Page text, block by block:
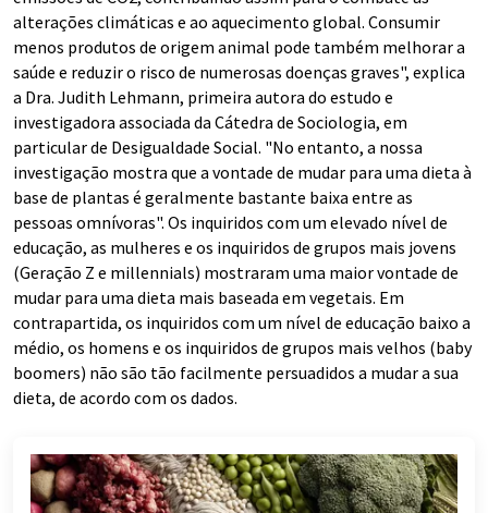
alterações climáticas e ao aquecimento global. Consumir
menos produtos de origem animal pode também melhorar a
saúde e reduzir o risco de numerosas doenças graves", explica
a Dra. Judith Lehmann, primeira autora do estudo e
investigadora associada da Cátedra de Sociologia, em
particular de Desigualdade Social. "No entanto, a nossa
investigação mostra que a vontade de mudar para uma dieta à
base de plantas é geralmente bastante baixa entre as
pessoas omnívoras". Os inquiridos com um elevado nível de
educação, as mulheres e os inquiridos de grupos mais jovens
(Geração Z e millennials) mostraram uma maior vontade de
mudar para uma dieta mais baseada em vegetais. Em
contrapartida, os inquiridos com um nível de educação baixo a
médio, os homens e os inquiridos de grupos mais velhos (baby
boomers) não são tão facilmente persuadidos a mudar a sua
dieta, de acordo com os dados.